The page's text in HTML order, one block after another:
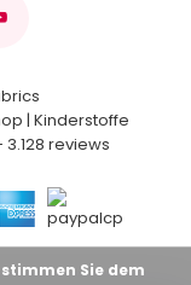
| Kinderstoffe
3.128 reviews
Sie dem